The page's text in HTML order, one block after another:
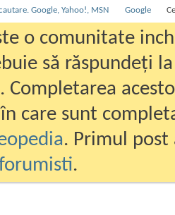
Google, Yahoo!, MSN Google
o comunitate
să răspundeți
Completarea
care sunt
. Primul
.